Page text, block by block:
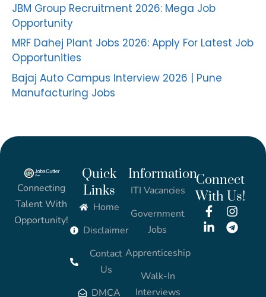
JBM Group Recruitment 2026: Mega Job
Opportunity
MRF Dahej Plant Jobs 2026: Apply For Latest Job
Opportunities
Bajaj Auto Campus Interview 2026 | Pune
Manufacturing Jobs
Connecting
Talent With
Opportunity!
Quick
Links
Home
Disclaimer
Contact
Us
DMCA
Information
ITI Vacancies
Government
Jobs
Apprenticeship
Walk-In
Interviews
Connect
With Us!